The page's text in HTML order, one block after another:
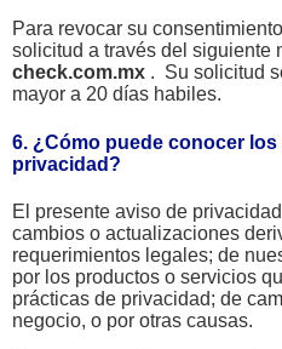
Para revocar su
solicitud a través del siguiente
check.com.mx . Su solicitud
mayor a 20 días habiles.
6. ¿Cómo puede conocer
privacidad?
El presente aviso de
cambios o actualizaciones
requerimientos legales; de
por los productos o servicios
prácticas de privacidad; de
negocio, o por otras causas.